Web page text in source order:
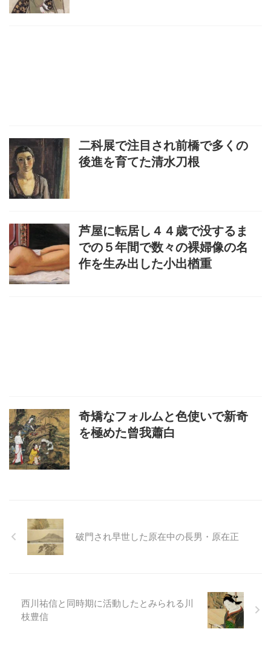
二科展で注目され前橋で多くの
後進を育てた清水刀根
芦屋に転居し４４歳で没するま
での５年間で数々の裸婦像の名
作を生み出した小出楢重
奇矯なフォルムと色使いで新奇
を極めた曾我蕭白
破門され早世した原在中の長男・原在正
西川祐信と同時期に活動したとみられる川
枝豊信